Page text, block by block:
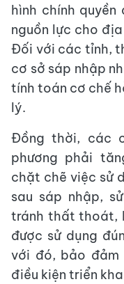
hình chính
nguồn lực cho
Đối với các tỉnh,
cơ sở sáp nhập
tính toán cơ chế
lý.
Đồng thời, các
phương phải
chặt chẽ việc sử
sau sáp nhập,
tránh thất thoát,
được sử dụng
với đó, bảo
điều kiện triển